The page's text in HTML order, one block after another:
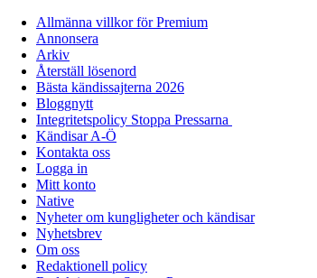
Allmänna villkor för Premium
Annonsera
Arkiv
Återställ lösenord
Bästa kändissajterna 2026
Bloggnytt
Integritetspolicy Stoppa Pressarna
Kändisar A-Ö
Kontakta oss
Logga in
Mitt konto
Native
Nyheter om kungligheter och kändisar
Nyhetsbrev
Om oss
Redaktionell policy